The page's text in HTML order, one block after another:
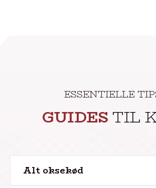
ESSENTIELLE
GUIDES TIL
Alt oksekød